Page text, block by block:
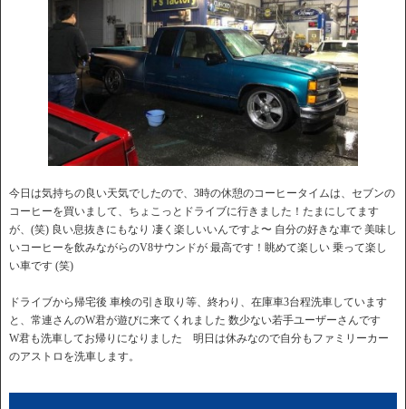
今日は気持ちの良い天気でしたので、3時の休憩のコーヒータイムは、セブンの
コーヒーを買いまして、ちょこっとドライブに行きました！たまにしてます
が、(笑) 良い息抜きにもなり 凄く楽しいいんですよ〜 自分の好きな車で 美味し
いコーヒーを飲みながらのV8サウンドが 最高です！眺めて楽しい 乗って楽し
い車です (笑)
ドライブから帰宅後 車検の引き取り等、終わり、在庫車3台程洗車しています
と、常連さんのW君が遊びに来てくれました 数少ない若手ユーザーさんです
W君も洗車してお帰りになりました 明日は休みなので自分もファミリーカー
のアストロを洗車します。